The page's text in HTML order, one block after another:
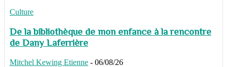
Culture
De la bibliothèque de mon enfance à la rencontre
de Dany Laferrière
Mitchel Kewing Etienne - 06/08/26